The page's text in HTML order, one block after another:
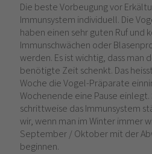
Die beste Vorbeugung vor
Immunsystem individuell. Die
haben einen sehr guten Ruf und
Immunschwächen oder
werden. Es ist wichtig, dass man
benötigte Zeit schenkt. Das
Woche die Vogel-Präparate
Wochenende eine Pause einlegt.
schrittweise das Immunsystem
wir, wenn man im Winter immer
September / Oktober mit der
beginnen.